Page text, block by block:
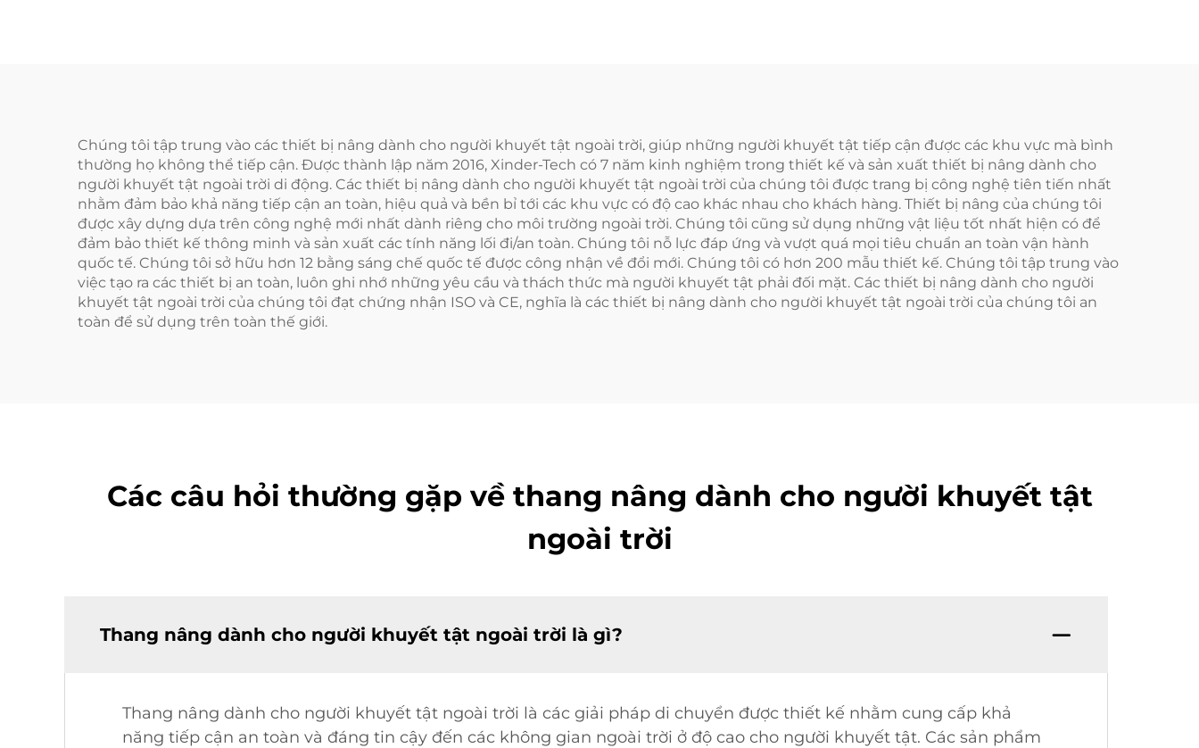
Chúng tôi tập trung vào các thiết bị nâng dành cho người khuyết tật ngoài trời, giúp những người khuyết tật tiếp cận được các khu vực mà bình
thường họ không thể tiếp cận. Được thành lập năm 2016, Xinder-Tech có 7 năm kinh nghiệm trong thiết kế và sản xuất thiết bị nâng dành cho
người khuyết tật ngoài trời di động. Các thiết bị nâng dành cho người khuyết tật ngoài trời của chúng tôi được trang bị công nghệ tiên tiến nhất
nhằm đảm bảo khả năng tiếp cận an toàn, hiệu quả và bền bỉ tới các khu vực có độ cao khác nhau cho khách hàng. Thiết bị nâng của chúng tôi
được xây dựng dựa trên công nghệ mới nhất dành riêng cho môi trường ngoài trời. Chúng tôi cũng sử dụng những vật liệu tốt nhất hiện có để
đảm bảo thiết kế thông minh và sản xuất các tính năng lối đi/an toàn. Chúng tôi nỗ lực đáp ứng và vượt quá mọi tiêu chuẩn an toàn vận hành
quốc tế. Chúng tôi sở hữu hơn 12 bằng sáng chế quốc tế được công nhận về đổi mới. Chúng tôi có hơn 200 mẫu thiết kế. Chúng tôi tập trung vào
việc tạo ra các thiết bị an toàn, luôn ghi nhớ những yêu cầu và thách thức mà người khuyết tật phải đối mặt. Các thiết bị nâng dành cho người
khuyết tật ngoài trời của chúng tôi đạt chứng nhận ISO và CE, nghĩa là các thiết bị nâng dành cho người khuyết tật ngoài trời của chúng tôi an
toàn để sử dụng trên toàn thế giới.
Các câu hỏi thường gặp về thang nâng dành cho người khuyết tật
ngoài trời
Thang nâng dành cho người khuyết tật ngoài trời là gì?
Thang nâng dành cho người khuyết tật ngoài trời là các giải pháp di chuyển được thiết kế nhằm cung cấp khả
năng tiếp cận an toàn và đáng tin cậy đến các không gian ngoài trời ở độ cao cho người khuyết tật. Các sản phẩm